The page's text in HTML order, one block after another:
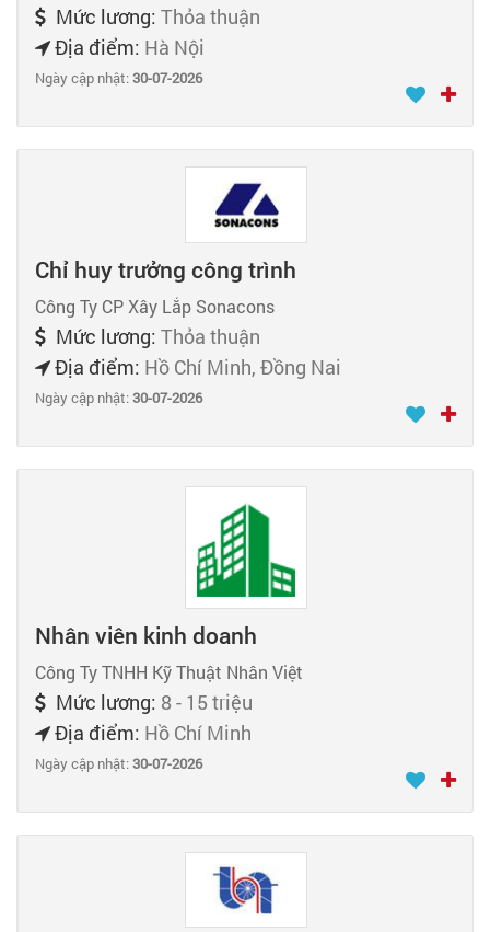
Mức lương: Thỏa thuận
Địa điểm: Hà Nội
Ngày cập nhật:30-07-2026
Chỉ huy trưởng công trình
Công Ty CP Xây Lắp Sonacons
Mức lương: Thỏa thuận
Địa điểm: Hồ Chí Minh, Đồng Nai
Ngày cập nhật:30-07-2026
Nhân viên kinh doanh
Công Ty TNHH Kỹ Thuật Nhân Việt
Mức lương: 8 - 15 triệu
Địa điểm: Hồ Chí Minh
Ngày cập nhật:30-07-2026